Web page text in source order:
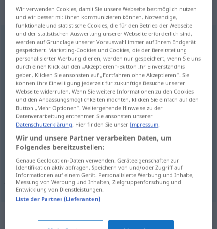
„zusammenschlagen“
zusammenschlagen <trennb;-ge-;→schlagen>
Übersicht aller Übersetzungen
(Für mehr Details die Übersetzung anklicken/antippen)
sručiti, razbiti
razbiti (-ijati) zusammenschlagen
sručiti(na AKK) zusammenschlagenUnglück über
jemandem
Wir verwenden Cookies, damit Sie unsere Webseite bestmöglich nutzen
und wir besser mit Ihnen kommunizieren können. Notwendige,
funktionale und statistische Cookies, die für den Betrieb der Webseite
und der statistischen Auswertung unserer Webseite erforderlich sind,
werden auf Grundlage unserer Vorauswahl immer auf Ihrem Endgerät
gespeichert. Marketing-Cookies und Cookies, die der Bereitstellung
personalisierter Werbung dienen, werden nur gespeichert, wenn Sie uns
durch einen Klick auf den „Akzeptieren“-Button Ihr Einverständnis
geben. Klicken Sie ansonsten auf „Fortfahren ohne Akzeptieren“. Sie
können Ihre Einwilligung jederzeit für zukünftige Besuche unserer
Webseite widerrufen. Wenn Sie weitere Informationen zu den Cookies
und den Anpassungsmöglichkeiten möchten, klicken Sie einfach auf den
Button „Mehr Optionen“. Weitergehende Hinweise zu der
Datenverarbeitung entnehmen Sie ansonsten unserer
Datenschutzerklärung. Hier finden Sie unserImpressum.
Wir und unsere Partner verarbeiten Daten, um
Folgendes bereitzustellen:
Genaue Geolocation-Daten verwenden. Geräteeigenschaften zur
Identifikation aktiv abfragen. Speichern von und/oder Zugriff auf
Informationen auf einem Gerät. Personalisierte Werbung und Inhalte,
Messung von Werbung und Inhalten, Zielgruppenforschung und
Entwicklung von Dienstleistungen.
Liste der Partner (Lieferanten)